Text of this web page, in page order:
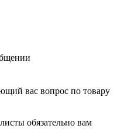
вас вопрос по товару
обязательно вам